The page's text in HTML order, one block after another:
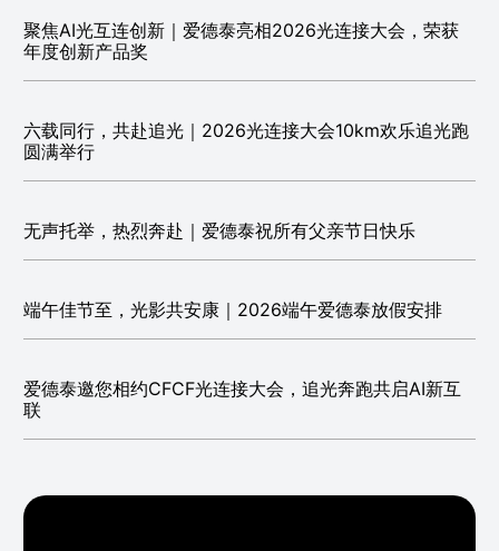
聚焦AI光互连创新｜爱德泰亮相2026光连接大会，荣获
年度创新产品奖
六载同行，共赴追光｜2026光连接大会10km欢乐追光跑
圆满举行
无声托举，热烈奔赴｜爱德泰祝所有父亲节日快乐
端午佳节至，光影共安康｜2026端午爱德泰放假安排
爱德泰邀您相约CFCF光连接大会，追光奔跑共启AI新互
联